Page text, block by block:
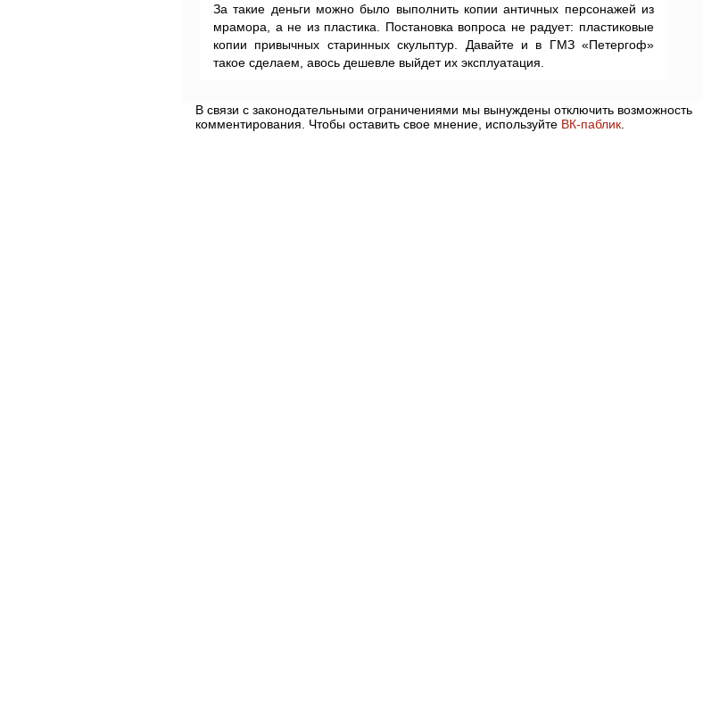
За такие деньги можно было выполнить копии античных персонажей из
мрамора, а не из пластика. Постановка вопроса не радует: пластиковые
копии привычных старинных скульптур. Давайте и в ГМЗ «Петергоф»
такое сделаем, авось дешевле выйдет их эксплуатация.
В связи с законодательными ограничениями мы вынуждены отключить возможность
комментирования. Чтобы оставить свое мнение, используйте ВК-паблик